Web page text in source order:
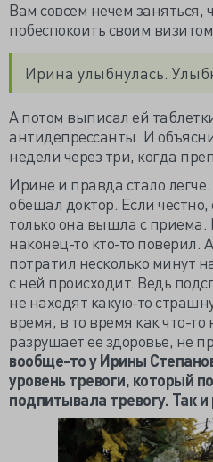
Вам совсем нечем
побеспокоить своим
Ирина улыбнулась.
А потом выписал ей
антидепрессанты. И
недели через три, когда
Ирине и правда стало
обещал доктор. Если честно,
только она вышла с приема.
наконец-то кто-то поверил.
потратил несколько минут
с ней происходит. Ведь
не находят какую-то
время, в то время как что-
разрушает ее здоровье, не
вообще-то у Ирины
уровень тревоги, который
подпитывала тревогу. Так